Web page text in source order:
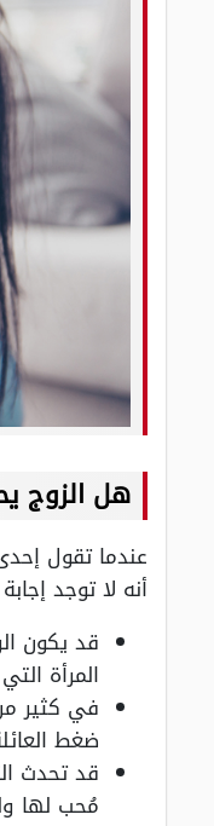
هل الزوج
عندما تقول
أنه لا توجد
قد يكون
المرأة
في كثير
ضغط
قد تحدث
مُحب لها